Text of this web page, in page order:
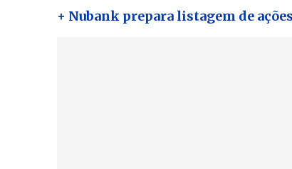
+ Nubank prepara listagem de